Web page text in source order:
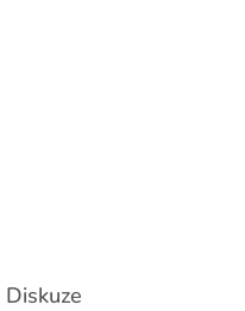
Diskuze